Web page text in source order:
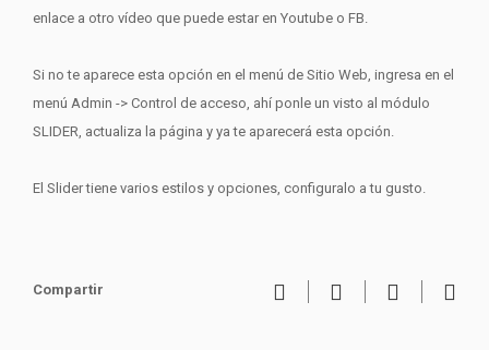
enlace a otro vídeo que puede estar en Youtube o FB.
Si no te aparece esta opción en el menú de Sitio Web, ingresa en el
menú Admin -> Control de acceso, ahí ponle un visto al módulo
SLIDER, actualiza la página y ya te aparecerá esta opción.
El Slider tiene varios estilos y opciones, configuralo a tu gusto.
Compartir